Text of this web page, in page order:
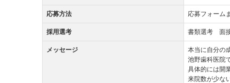
応募方法 応募フォーム
採用選考 書類選考 面
メッセージ
本当に自分の
池野歯科医院
具体的には開
来院数が少な